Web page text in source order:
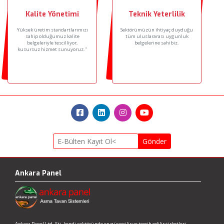
Kalite Yönetimi
Yüksek üretim standartlarımızı
sahip olduğumuz kalite
belgeleriyle tescilliyor,
kusursuz hizmet sunuyoruz."
Teknik Yeterlilik
Sektörümüzün ihtiyaç duyduğu
tüm uluslararası uygunluk
belgelerine sahibiz.
Gönder
Ankara Panel